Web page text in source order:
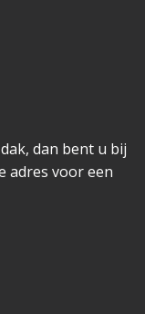
dan bent u bij
adres voor een